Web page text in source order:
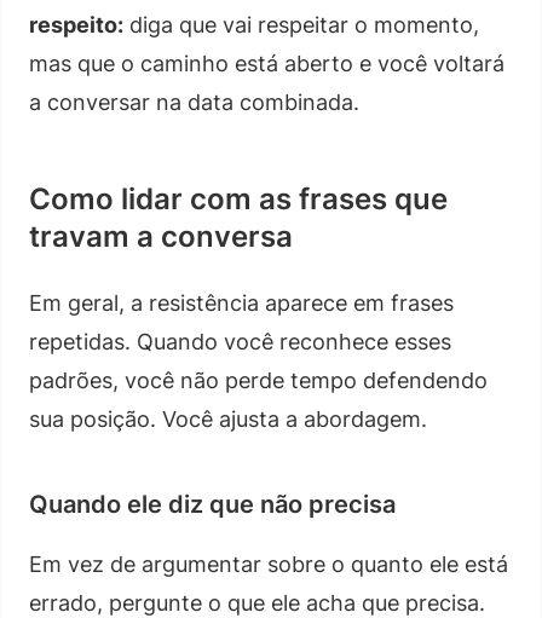
respeito: diga que vai respeitar o momento,
mas que o caminho está aberto e você voltará
a conversar na data combinada.
Como lidar com as frases que
travam a conversa
Em geral, a resistência aparece em frases
repetidas. Quando você reconhece esses
padrões, você não perde tempo defendendo
sua posição. Você ajusta a abordagem.
Quando ele diz que não precisa
Em vez de argumentar sobre o quanto ele está
errado, pergunte o que ele acha que precisa.